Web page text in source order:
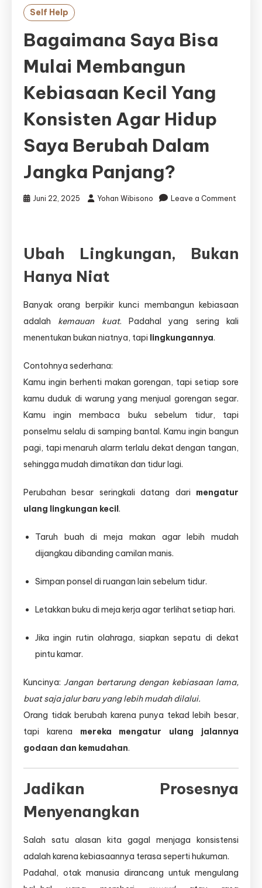
Self Help
Bagaimana Saya Bisa
Mulai Membangun
Kebiasaan Kecil Yang
Konsisten Agar Hidup
Saya Berubah Dalam
Jangka Panjang?
Juni 22, 2025 Yohan Wibisono
Leave a Comment
Bisa
Mulai
Membangun
Kebiasaan
yang
Konsisten
Agar
Berubah
dalam
Jangka
Ubah Lingkungan, Bukan
Hanya Niat
Banyak orang berpikir kunci membangun kebiasaan
adalah kemauan kuat. Padahal yang sering kali
menentukan bukan niatnya, tapi lingkungannya.
Contohnya sederhana:
Kamu ingin berhenti makan gorengan, tapi setiap sore
kamu duduk di warung yang menjual gorengan segar.
Kamu ingin membaca buku sebelum tidur, tapi
ponselmu selalu di samping bantal. Kamu ingin bangun
pagi, tapi menaruh alarm terlalu dekat dengan tangan,
sehingga mudah dimatikan dan tidur lagi.
Perubahan besar seringkali datang dari mengatur
ulang lingkungan kecil.
Taruh buah di meja makan agar lebih mudah
dijangkau dibanding camilan manis.
Simpan ponsel di ruangan lain sebelum tidur.
Letakkan buku di meja kerja agar terlihat setiap hari.
Jika ingin rutin olahraga, siapkan sepatu di dekat
pintu kamar.
Kuncinya:Jangan bertarung dengan kebiasaan lama,
buat saja jalur baru yang lebih mudah dilalui.
Orang tidak berubah karena punya tekad lebih besar,
tapi karena mereka mengatur ulang jalannya
godaan dan kemudahan.
Jadikan Prosesnya
Menyenangkan
Salah satu alasan kita gagal menjaga konsistensi
adalah karena kebiasaannya terasa seperti hukuman.
Padahal, otak manusia dirancang untuk mengulang